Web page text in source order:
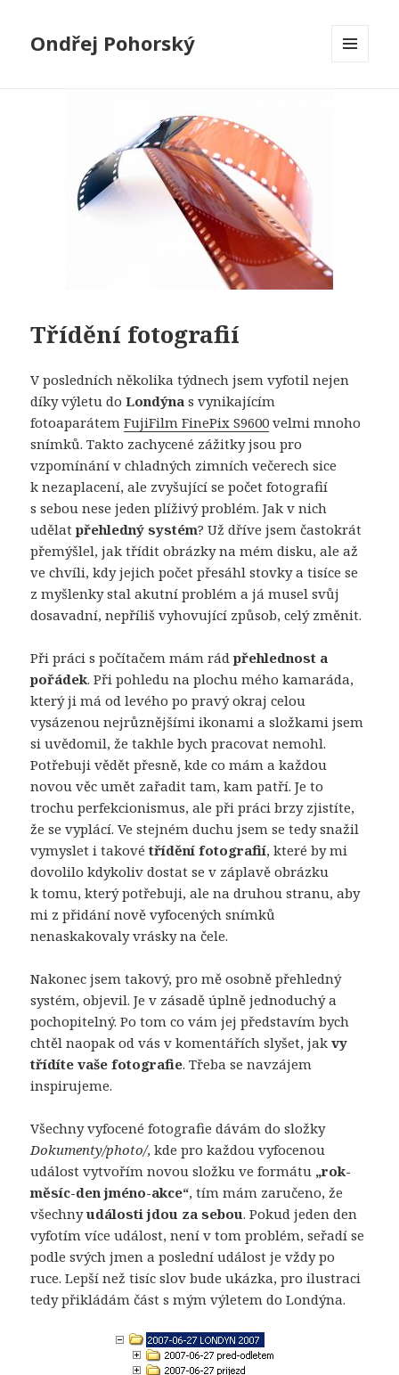
Ondřej Pohorský
Třídění fotografií
V posledních několika týdnech jsem vyfotil nejen
díky výletu doLondýna s vynikajícím
fotoaparátemFujiFilm FinePix S9600 velmi mnoho
snímků. Takto zachycené zážitky jsou pro
vzpomínání v chladných zimních večerech sice
k nezaplacení, ale zvyšující se počet fotografií
s sebou nese jeden plíživý problém. Jak v nich
udělatpřehledný systém? Už dříve jsem častokrát
přemýšlel, jak třídit obrázky na mém disku, ale až
ve chvíli, kdy jejich počet přesáhl stovky a tisíce se
z myšlenky stal akutní problém a já musel svůj
dosavadní, nepříliš vyhovující způsob, celý změnit.
Při práci s počítačem mám rádpřehlednost a
pořádek. Při pohledu na plochu mého kamaráda,
který ji má od levého po pravý okraj celou
vysázenou nejrůznějšími ikonami a složkami jsem
si uvědomil, že takhle bych pracovat nemohl.
Potřebuji vědět přesně, kde co mám a každou
novou věc umět zařadit tam, kam patří. Je to
trochu perfekcionismus, ale při práci brzy zjistíte,
že se vyplácí. Ve stejném duchu jsem se tedy snažil
vymyslet i takovétřídění fotografií, které by mi
dovolilo kdykoliv dostat se v záplavě obrázku
k tomu, který potřebuji, ale na druhou stranu, aby
mi z přidání nově vyfocených snímků
nenaskakovaly vrásky na čele.
Nakonec jsem takový, pro mě osobně přehledný
systém, objevil. Je v zásadě úplně jednoduchý a
pochopitelný. Po tom co vám jej představím bych
chtěl naopak od vás v komentářích slyšet, jakvy
třídíte vaše fotografie. Třeba se navzájem
inspirujeme.
Všechny vyfocené fotografie dávám do složky
Dokumenty/photo/, kde pro každou vyfocenou
událost vytvořím novou složku ve formátu „rok-
měsíc-den jméno-akce“, tím mám zaručeno, že
všechnyudálosti jdou za sebou. Pokud jeden den
vyfotím více událost, není v tom problém, seřadí se
podle svých jmen a poslední událost je vždy po
ruce. Lepší než tisíc slov bude ukázka, pro ilustraci
tedy přikládám část s mým výletem do Londýna.